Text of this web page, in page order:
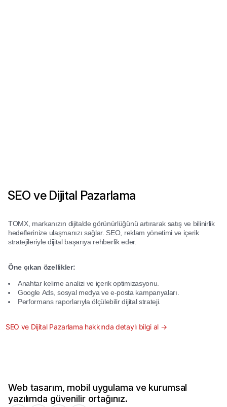
SEO ve Dijital Pazarlama
TOMX, markanızın dijitalde görünürlüğünü artırarak satış ve bilinirlik
hedeflerinize ulaşmanızı sağlar. SEO, reklam yönetimi ve içerik
stratejileriyle dijital başarıya rehberlik eder.
Öne çıkan özellikler:
Anahtar kelime analizi ve içerik optimizasyonu.
Google Ads, sosyal medya ve e-posta kampanyaları.
Performans raporlarıyla ölçülebilir dijital strateji.
SEO ve Dijital Pazarlama hakkında detaylı bilgi al →
Web tasarım, mobil uygulama ve kurumsal
yazılımda güvenilir ortağınız.